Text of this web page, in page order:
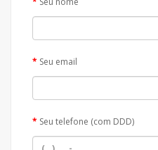
Seu email
Seu telefone (com DDD)